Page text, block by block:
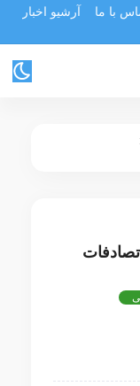
با ما آرشیو اخبار
: